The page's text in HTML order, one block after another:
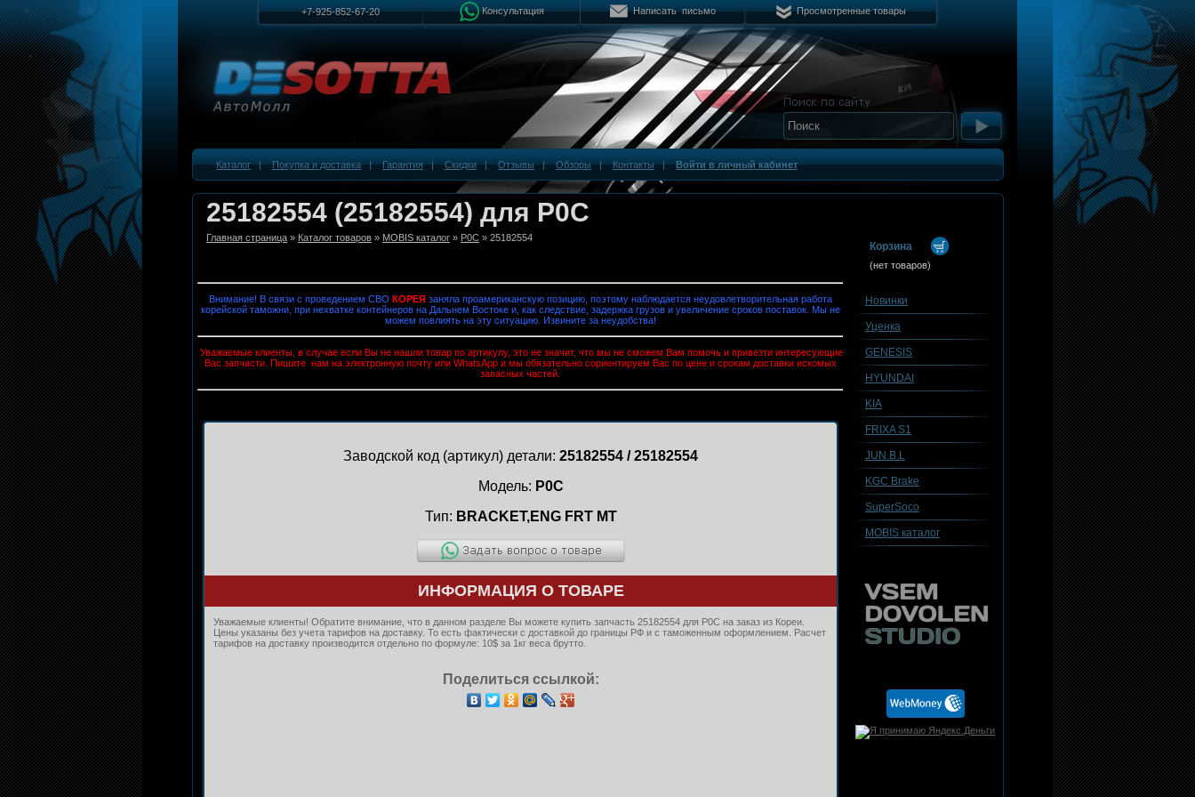
+7-925-852-67-20 Консультация Написать письмо Просмотренные товары
Каталог|Покупка и доставка|Гарантия|Скидки|Отзывы|Обзоры|Контакты|Войти в личный кабинет
25182554 (25182554) для P0C
Главная страница » Каталог товаров » MOBIS каталог » P0C » 25182554
Внимание! В связи с проведением СВО КОРЕЯзаняла проамериканскую позицию, поэтому наблюдается неудовлетворительная работа
корейской таможни, при нехватке контейнеров на Дальнем Востоке и, как следствие, задержка грузов и увеличение сроков поставок. Мы не
можем повлиять на эту ситуацию. Извините за неудобства!
Уважаемые клиенты, в случае если Вы не нашли товар по артикулу, это не значит, что мы не сможем Вам помочь и привезти интересующие
Вас запчасти. Пишите нам на электронную почту или WhatsApp и мы обязательно сориентируем Вас по цене и срокам доставки искомых
запасных частей.
Заводской код (артикул) детали: 25182554 / 25182554
Модель: P0C
Тип: BRACKET,ENG FRT MT
ИНФОРМАЦИЯ О ТОВАРЕ
Уважаемые клиенты! Обратите внимание, что в данном разделе Вы можете купить запчасть 25182554 для P0C на заказ из Кореи.
Цены указаны без учета тарифов на доставку. То есть фактически с доставкой до границы РФ и с таможенным оформлением. Расчет
тарифов на доставку производится отдельно по формуле: 10$ за 1кг веса брутто.
Поделиться ссылкой:
Корзина
(нет товаров)
Новинки
Уценка
GENESIS
HYUNDAI
KIA
FRIXA S1
JUN.B.L
KGC Brake
SuperSoco
MOBIS каталог